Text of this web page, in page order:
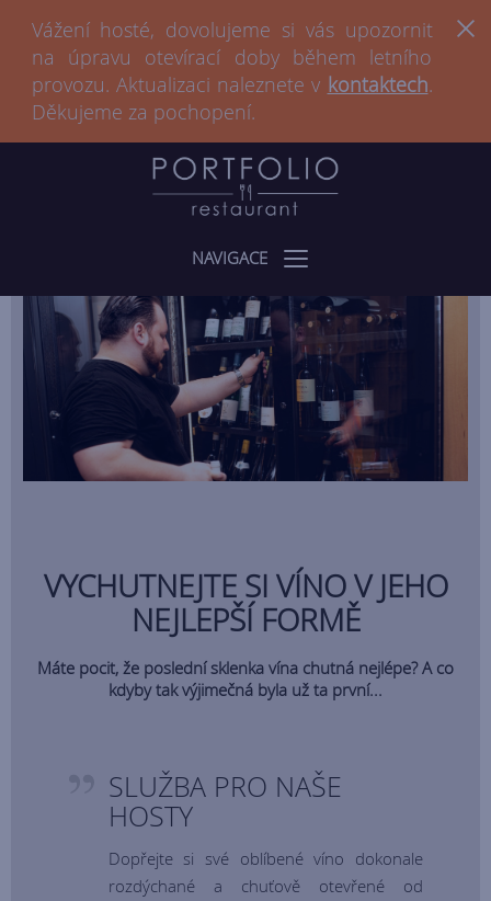
Vážení hosté, dovolujeme si vás upozornit
na úpravu otevírací doby během letního
provozu. Aktualizaci naleznete v kontaktech.
Děkujeme za pochopení.
NAVIGACE
VYCHUTNEJTE SI VÍNO V JEHO
NEJLEPŠÍ FORMĚ
Máte pocit, že poslední sklenka vína chutná nejlépe? A co
kdyby tak výjimečná byla už ta první...
SLUŽBA PRO NAŠE
HOSTY
Dopřejte si své oblíbené víno dokonale
rozdýchané a chuťově otevřené od